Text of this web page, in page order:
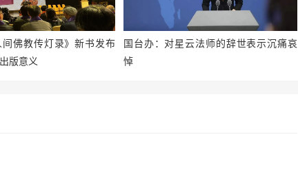
间佛教传灯录》新书发布
版意义
国台办：对星云法师的辞世表示沉痛哀
悼